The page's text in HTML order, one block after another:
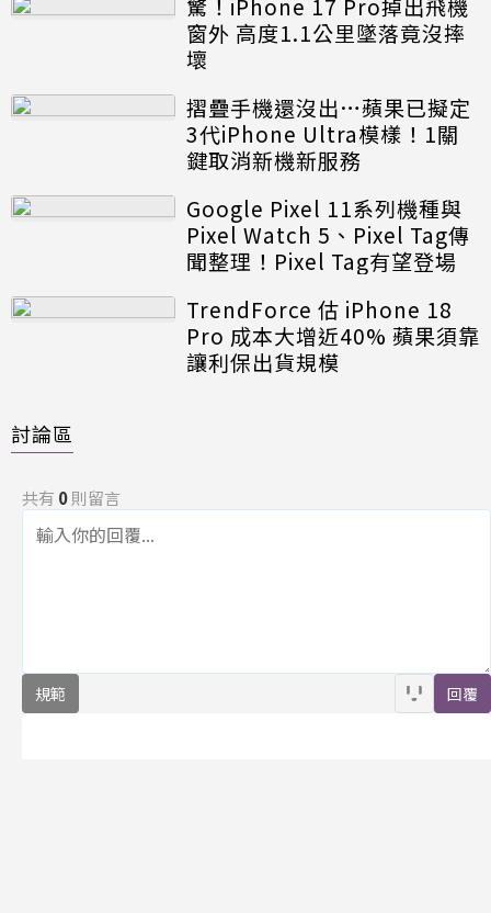
驚！iPhone 17 Pro掉出飛機
窗外 高度1.1公里墜落竟沒摔
壞
摺疊手機還沒出…蘋果已擬定
3代iPhone Ultra模樣！1關
鍵取消新機新服務
Google Pixel 11系列機種與
Pixel Watch 5、Pixel Tag傳
聞整理！Pixel Tag有望登場
TrendForce 估 iPhone 18
Pro 成本大增近40% 蘋果須靠
讓利保出貨規模
討論區
共有 0則留言
規範 回覆